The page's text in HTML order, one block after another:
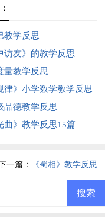
教学反思
访友》的教学反思
量教学反思
律》小学数学教学反思
品德教学反思
曲》教学反思15篇
一篇： 《蜀相》教学反思